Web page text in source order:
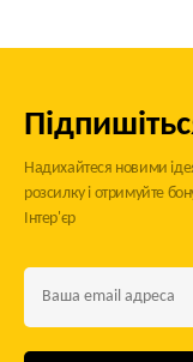
Надихайтеся новими
розсилку і отримуйте
Інтер'єр